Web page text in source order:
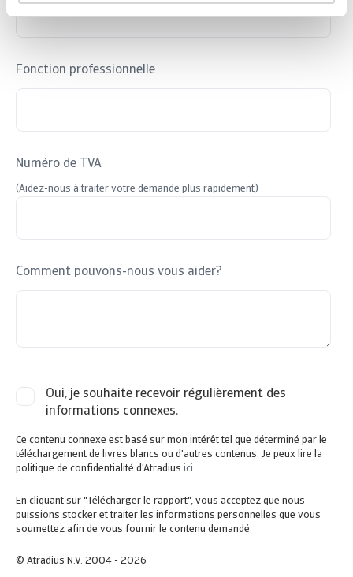
Fonction professionnelle
Numéro de TVA
(Aidez-nous à traiter votre demande plus rapidement)
Comment pouvons-nous vous aider?
Oui, je souhaite recevoir régulièrement des
informations connexes.
Ce contenu connexe est basé sur mon intérêt tel que déterminé par le
téléchargement de livres blancs ou d'autres contenus. Je peux lire la
politique de confidentialité d'Atradius ici.
En cliquant sur "Télécharger le rapport", vous acceptez que nous
puissions stocker et traiter les informations personnelles que vous
soumettez afin de vous fournir le contenu demandé.
© Atradius N.V. 2004 - 2026